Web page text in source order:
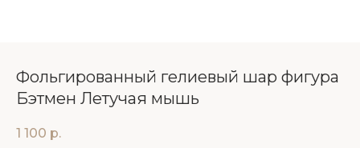
Фольгированный гелиевый шар фигура
Бэтмен Летучая мышь
1 100 р.